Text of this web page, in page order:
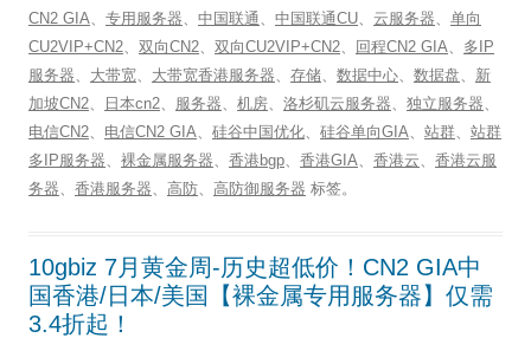
CN2 GIA
专用服务器 中国联通 中国联通CU 云服务器
单向
CU2VIP+CN2
双向CN2 双向CU2VIP+CN2 回程CN2 GIA
多IP
服务器
大带宽 大带宽香港服务器 存储 数据中心 数据盘
新
加坡CN2
日本cn2 服务器 机房 洛杉矶云服务器 独立服务器
电信CN2
电信CN2 GIA 硅谷中国优化 硅谷单向GIA 站群
站群
多IP服务器
裸金属服务器 香港bgp 香港GIA 香港云
香港云服
务器
香港服务器 高防 高防御服务器 标签。
10gbiz 7月黄金周-历史超低价！CN2 GIA中
国香港/日本/美国【裸金属专用服务器】仅需
3.4折起！